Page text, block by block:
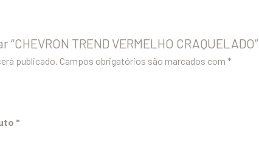
TREND VERMELHO CRAQUELADO”
publicado. Campos obrigatórios são marcados com*
*